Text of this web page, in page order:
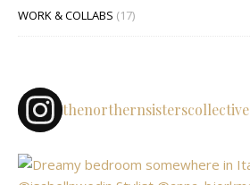
WORK & COLLABS (17)
thenorthernsisterscollective